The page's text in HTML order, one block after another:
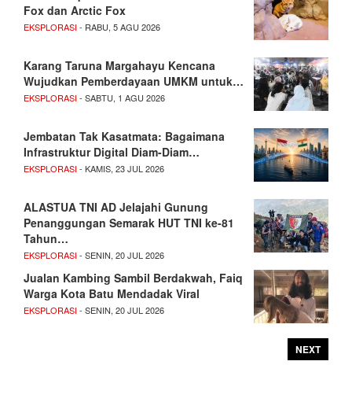
Fox dan Arctic Fox
EKSPLORASI- RABU, 5 AGU 2026
Karang Taruna Margahayu Kencana
Wujudkan Pemberdayaan UMKM untuk…
EKSPLORASI- SABTU, 1 AGU 2026
Jembatan Tak Kasatmata: Bagaimana
Infrastruktur Digital Diam-Diam…
EKSPLORASI- KAMIS, 23 JUL 2026
ALASTUA TNI AD Jelajahi Gunung
Penanggungan Semarak HUT TNI ke-81
Tahun…
EKSPLORASI- SENIN, 20 JUL 2026
Jualan Kambing Sambil Berdakwah, Faiq
Warga Kota Batu Mendadak Viral
EKSPLORASI- SENIN, 20 JUL 2026
NEXT